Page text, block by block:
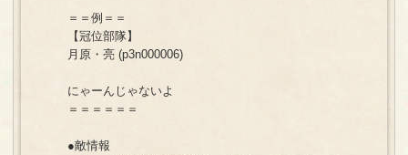
＝＝例＝＝
【冠位部隊】
月原・亮 (p3n000006)
にゃーんじゃないよ
＝＝＝＝＝＝
●敵情報